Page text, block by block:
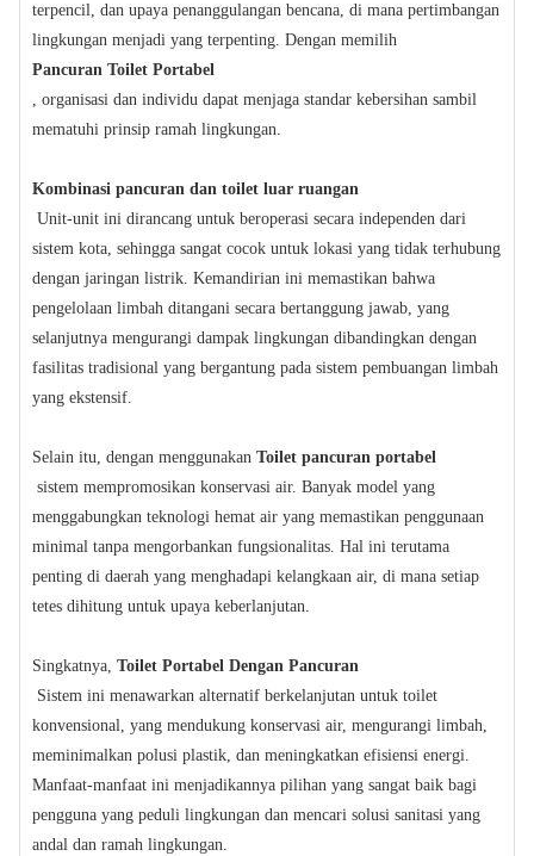
terpencil, dan upaya penanggulangan bencana, di mana pertimbangan
lingkungan menjadi yang terpenting. Dengan memilih
Pancuran Toilet Portabel
, organisasi dan individu dapat menjaga standar kebersihan sambil
mematuhi prinsip ramah lingkungan.
Kombinasi pancuran dan toilet luar ruangan
Unit-unit ini dirancang untuk beroperasi secara independen dari
sistem kota, sehingga sangat cocok untuk lokasi yang tidak terhubung
dengan jaringan listrik. Kemandirian ini memastikan bahwa
pengelolaan limbah ditangani secara bertanggung jawab, yang
selanjutnya mengurangi dampak lingkungan dibandingkan dengan
fasilitas tradisional yang bergantung pada sistem pembuangan limbah
yang ekstensif.
Selain itu, dengan menggunakan Toilet pancuran portabel
sistem mempromosikan konservasi air. Banyak model yang
menggabungkan teknologi hemat air yang memastikan penggunaan
minimal tanpa mengorbankan fungsionalitas. Hal ini terutama
penting di daerah yang menghadapi kelangkaan air, di mana setiap
tetes dihitung untuk upaya keberlanjutan.
Singkatnya, Toilet Portabel Dengan Pancuran
Sistem ini menawarkan alternatif berkelanjutan untuk toilet
konvensional, yang mendukung konservasi air, mengurangi limbah,
meminimalkan polusi plastik, dan meningkatkan efisiensi energi.
Manfaat-manfaat ini menjadikannya pilihan yang sangat baik bagi
pengguna yang peduli lingkungan dan mencari solusi sanitasi yang
andal dan ramah lingkungan.